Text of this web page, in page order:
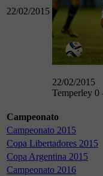
22/02/2015
22/02/2015
Temperley 0
Campeonato
Campeonato 2015
Copa Libertadores 2015
Copa Argentina 2015
Campeonato 2016